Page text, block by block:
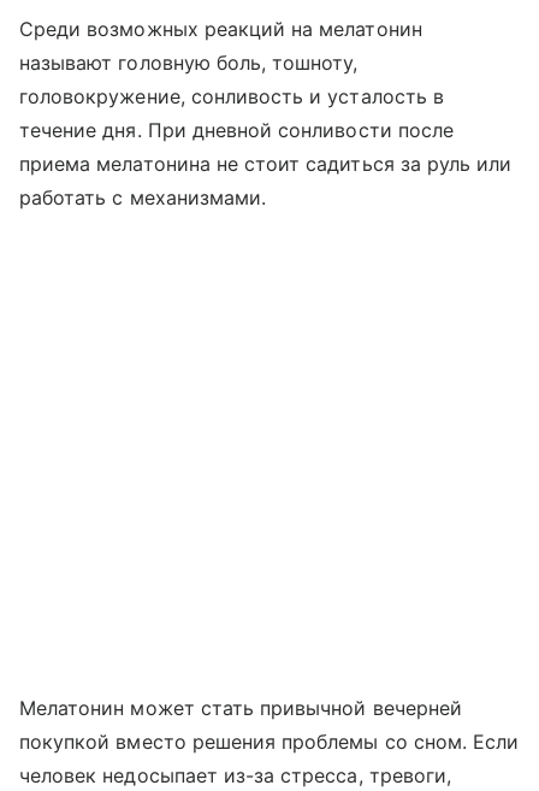
Среди возможных реакций на мелатонин
называют головную боль, тошноту,
головокружение, сонливость и усталость в
течение дня. При дневной сонливости после
приема мелатонина не стоит садиться за руль или
работать с механизмами.
Мелатонин может стать привычной вечерней
покупкой вместо решения проблемы со сном. Если
человек недосыпает из-за стресса, тревоги,